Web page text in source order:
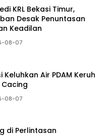
KRL Bekasi Timur,
Desak Penuntasan
Keadilan
08-07
Air PDAM Keruh
08-07
di Perlintasan